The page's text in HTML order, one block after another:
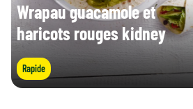
Wrapau guacamole et
haricots rouges kidney
Rapide